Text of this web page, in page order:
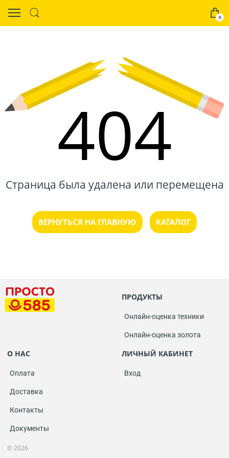
0
404
Страница была удалена или перемещена
ВЕРНУТЬСЯ НА ГЛАВНУЮ КАТАЛОГ
ПРОДУКТЫ
Онлайн-оценка техники
Онлайн-оценка золота
О НАС
Оплата
Доставка
Контакты
Документы
ЛИЧНЫЙ КАБИНЕТ
Вход
© 2026